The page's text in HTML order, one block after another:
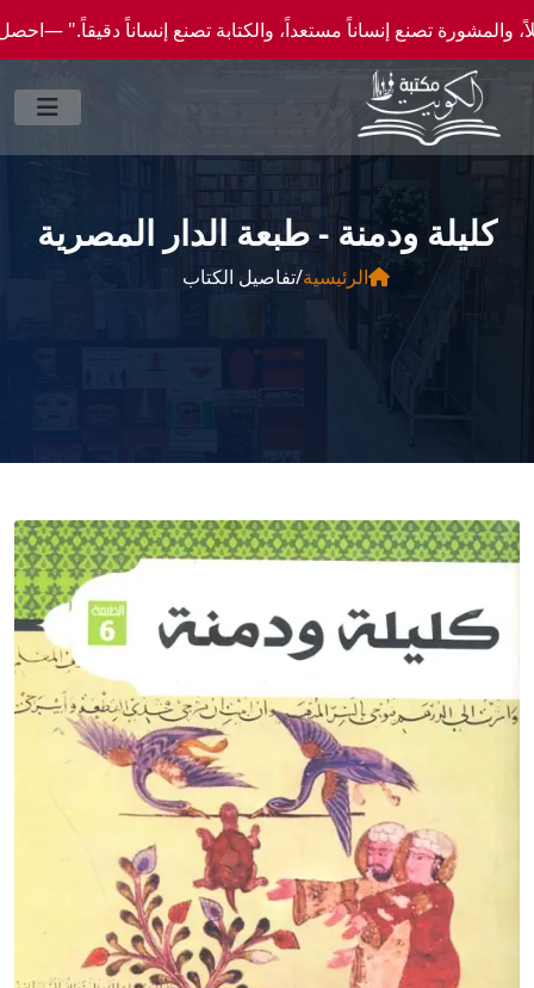
إنساناً مستعداً، والكتابة تصنع إنساناً دقيقاً." —احصل علي عروض وخصومات خاصة عن
كليلة ودمنة - طبعة الدار المصرية
الرئيسية/تفاصيل الكتاب